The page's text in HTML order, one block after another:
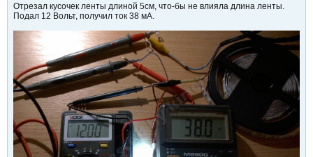
Отрезал кусочек ленты длиной 5см, что-бы не влияла длина ленты.
Подал 12 Вольт, получил ток 38 мА.